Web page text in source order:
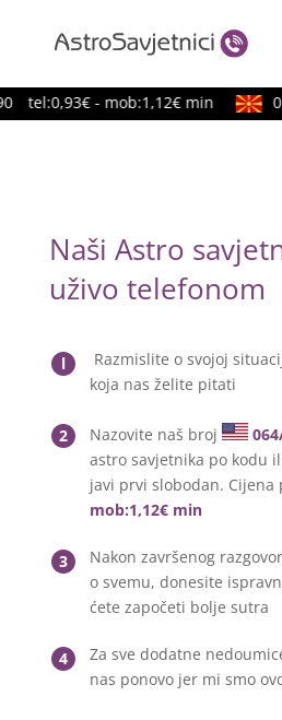
tel:0,93€ - mob:1,12€ min
Naši Astro
uživo telefonom
l
Razmislite o svojoj
koja nas želite pitati
2 Nazovite naš broj
astro savjetnika po kodu
javi prvi slobodan. Cijena
mob:1,12€ min
3
Nakon završenog
o svemu, donesite
ćete započeti bolje sutra
4
Za sve dodatne
nas ponovo jer mi smo